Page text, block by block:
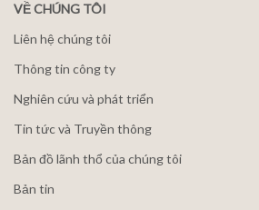
VỀ CHÚNG TÔI
Liên hệ chúng tôi
Thông tin công ty
Nghiên cứu và phát triển
Tin tức và Truyền thông
Bản đồ lãnh thổ của chúng tôi
Bản tin